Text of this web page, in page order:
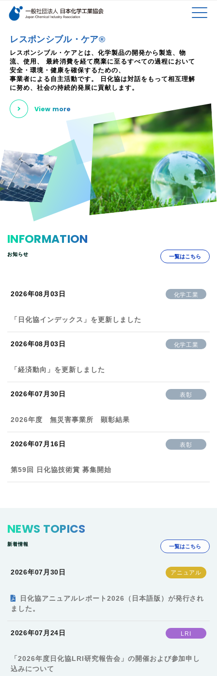
検索キーワード
レスポンシブル・ケア®
レスポンシブル・ケアとは、化学製品の開発から製造、物
流、使用、
最終消費を経て廃棄に至るすべての過程において
安全・環境・健康を確保するための、
事業者による自主活動です。
日化協は対話をもって相互理解
に努め、社会の持続的発展に貢献します。
View more
INFORMATION
お知らせ 一覧はこちら
2026年08月03日 化学工業
「日化協インデックス」を更新しました
2026年08月03日 化学工業
「経済動向」を更新しました
2026年07月30日 表彰
2026年度 無災害事業所 顕彰結果
2026年07月16日 表彰
第59回 日化協技術賞 募集開始
NEWS TOPICS
新着情報 一覧はこちら
2026年07月30日
日化協アニュアルレポート2026（日本語版）が発行され
ました。
2026年07月24日 LRI
「2026年度日化協LRI研究報告会」の開催および参加申し
込みについて